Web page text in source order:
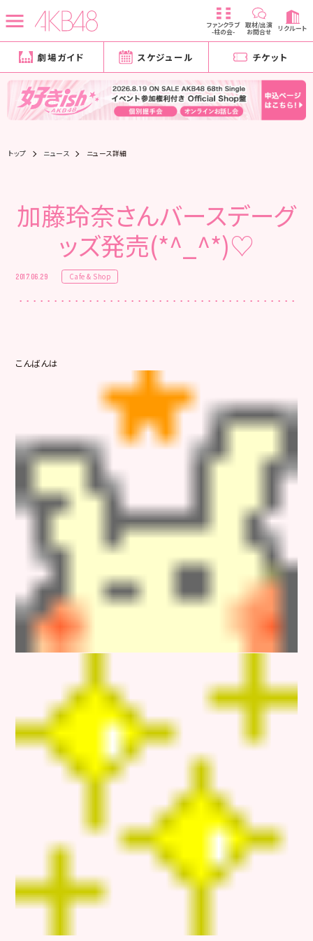
ファンクラブ
-柱の会-
取材/出演
お問合せ リクルート
劇場ガイド スケジュール チケット
トップ ニュース ニュース詳細
加藤玲奈さんバースデーグ
ッズ発売(*^_^*)♡
2017.06.29 Cafe & Shop
こんばんは